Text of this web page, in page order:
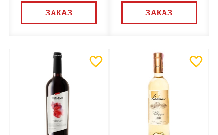
ЗАКАЗ ЗАКАЗ